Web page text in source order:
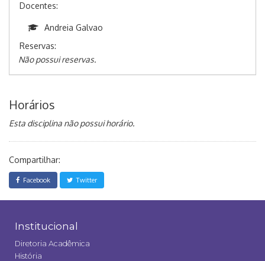
Docentes:
Andreia Galvao
Reservas:
Não possui reservas.
Horários
Esta disciplina não possui horário.
Compartilhar:
Facebook Twitter
Institucional
Diretoria Acadêmica
História